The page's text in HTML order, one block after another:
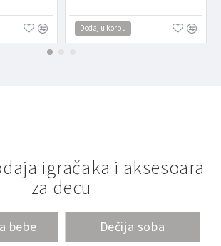
Dodaj u korpu
igračaka i aksesoara
za decu
bebe Dečija soba